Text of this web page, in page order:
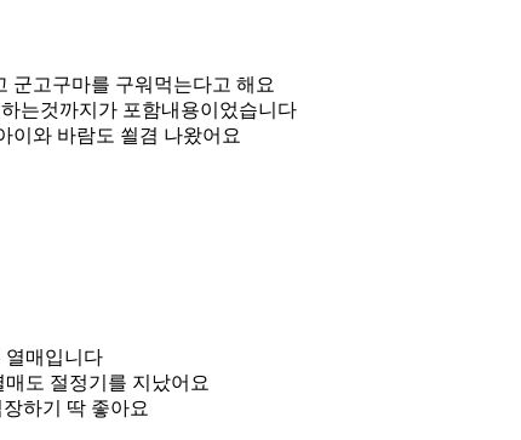
군고구마를 구워먹는다고 해요
는것까지가 포함내용이었습니다
이와 바람도 쐴겸 나왔어요
열매입니다
도 절정기를 지났어요
하기 딱 좋아요